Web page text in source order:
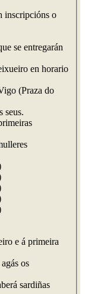
inscripcións o
se entregarán
en horario
(Praza do
seus.
e á primeira
os
sardiñas